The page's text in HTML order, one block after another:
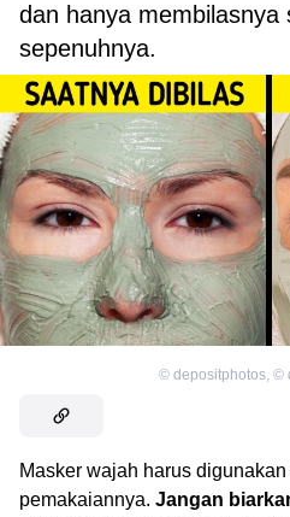
dan hanya membilasnya
sepenuhnya.
© depositphotos, ©
Masker wajah harus
pemakaiannya. Jangan